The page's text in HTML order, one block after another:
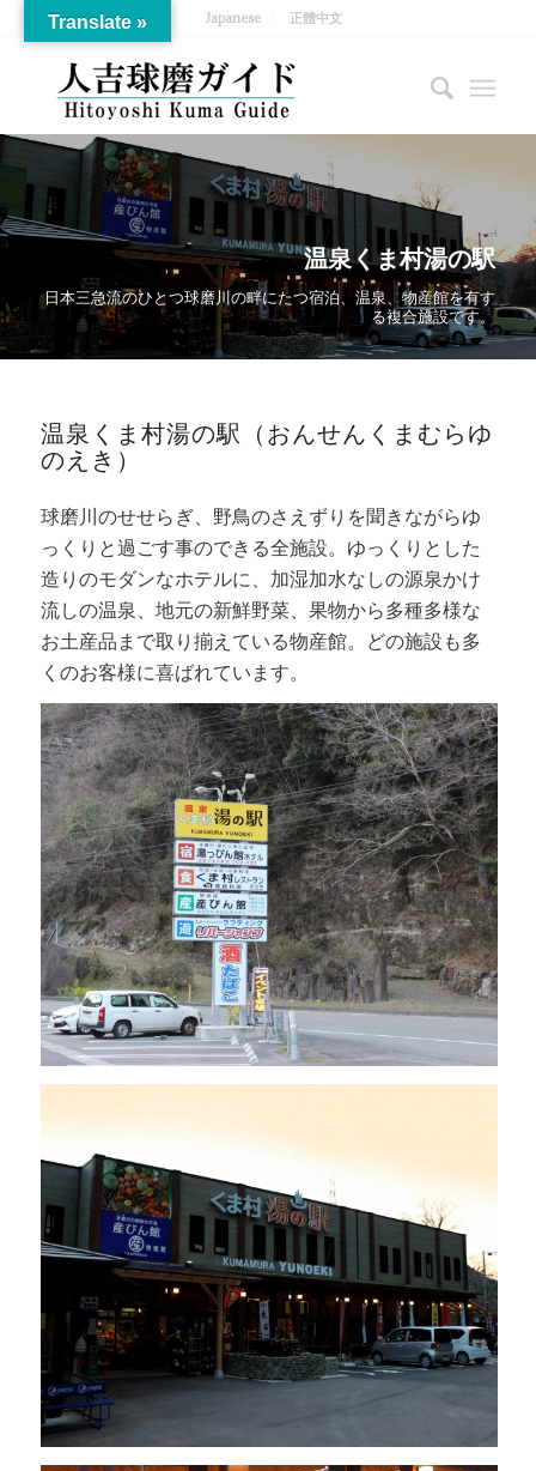
Japanese 正體中文
温泉くま村湯の駅
日本三急流のひとつ球磨川の畔にたつ宿泊、温泉、物産館を有す
る複合施設です。
温泉くま村湯の駅（おんせんくまむらゆ
のえき）
球磨川のせせらぎ、野鳥のさえずりを聞きながらゆ
っくりと過ごす事のできる全施設。ゆっくりとした
造りのモダンなホテルに、加湿加水なしの源泉かけ
流しの温泉、地元の新鮮野菜、果物から多種多様な
お土産品まで取り揃えている物産館。どの施設も多
くのお客様に喜ばれています。
Translate »